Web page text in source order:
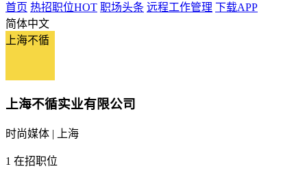
首页 热招职位HOT 职场头条 远程工作管理 下载APP
简体中文
上海不循
上海不循实业有限公司
时尚媒体 | 上海
1 在招职位